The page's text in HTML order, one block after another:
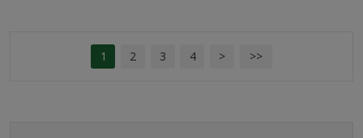
1 2 3 4 > >>